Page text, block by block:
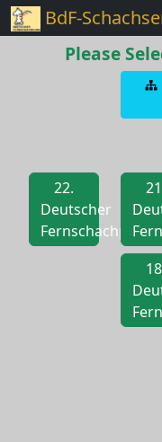
BdF-
Please
22.
Deutscher
Fernschachpokal